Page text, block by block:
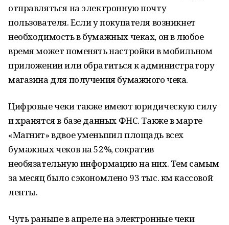
отправляться на электронную почту
пользователя. Если у покупателя возникнет
необходимость в бумажных чеках, он в любое
время может поменять настройки в мобильном
приложении или обратиться к администратору
магазина для получения бумажного чека.
Цифровые чеки также имеют юридическую силу
и хранятся в базе данных ФНС. Также в марте
«Магнит» вдвое уменьшил площадь всех
бумажных чеков на 52%, сократив
необязательную информацию на них. Тем самым
за месяц было сэкономлено 93 тыс. км кассовой
ленты.
Чуть раньше в апреле на электронные чеки